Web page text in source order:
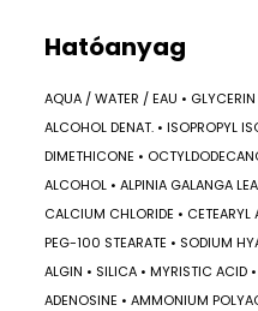
Hatóanyag
AQUA / WATER / EAU • GLYCERIN
ALCOHOL DENAT. • ISOPROPYL
DIMETHICONE •
ALCOHOL • ALPINIA GALANGA
CALCIUM CHLORIDE • CETEARYL
PEG-100 STEARATE • SODIUM
ALGIN • SILICA • MYRISTIC ACID
ADENOSINE • AMMONIUM